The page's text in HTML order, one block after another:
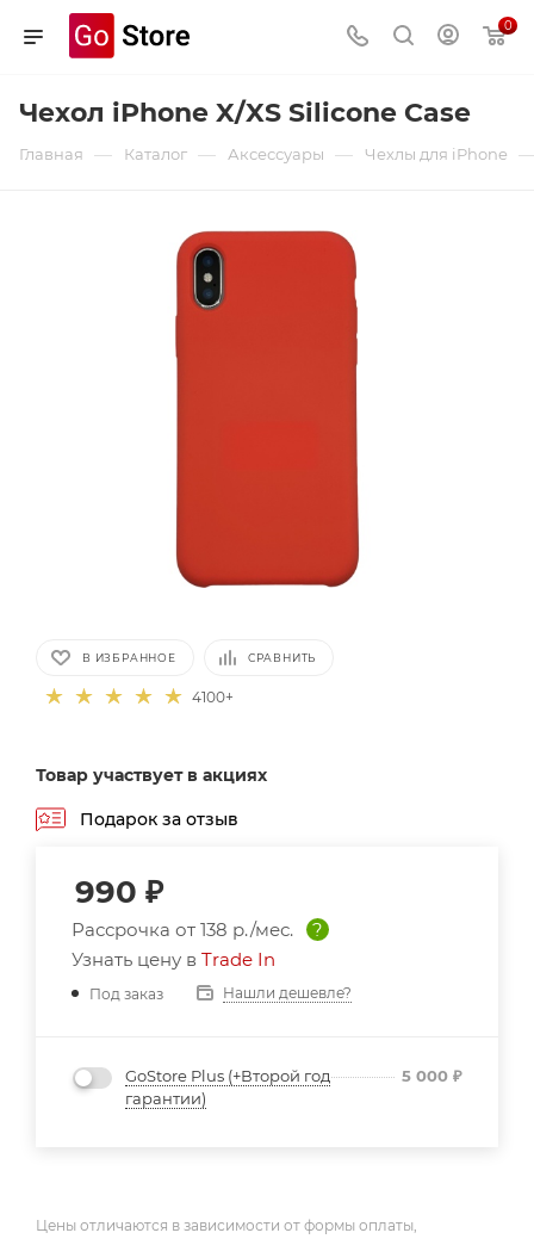
0
Чехол iPhone X/XS Silicone Case
Главная — Каталог — Аксессуары — Чехлы для iPhone
В ИЗБРАННОЕ СРАВНИТЬ
4100+
Товар участвует в акциях
Подарок за отзыв
990 ₽
Рассрочка от 138 р./мес.
?
Узнать цену в Trade In
Под заказ Нашли дешевле?
GoStore Plus (+Второй год
гарантии)
5 000 ₽
Цены отличаются в зависимости от формы оплаты,